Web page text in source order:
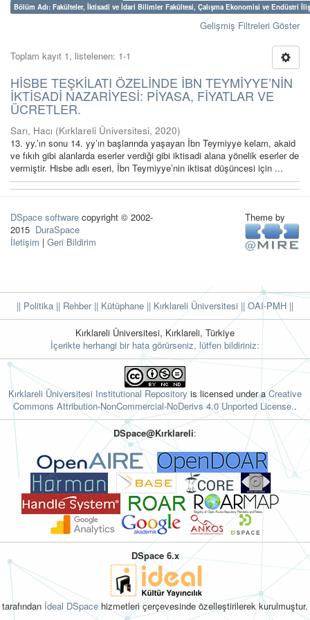
Bölüm Adı: Fakülteler, İktisadi ve İdari Bilimler Fakültesi, Çalışma Ekonomisi ve Endüstri
Gelişmiş Filtreleri Göster
Toplam kayıt 1, listelenen: 1-1
HİSBE TEŞKİLATI ÖZELİNDE İBN TEYMİYYE’NİN
İKTİSADİ NAZARİYESİ: PİYASA, FİYATLAR VE
ÜCRETLER.
Sarı, Hacı (Kırklareli Üniversitesi, 2020)
13. yy.’ın sonu 14. yy’ın başlarında yaşayan İbn Teymiyye kelam, akaid
ve fıkıh gibi alanlarda eserler verdiği gibi iktisadi alana yönelik eserler de
vermiştir. Hisbe adlı eseri, İbn Teymiyye’nin iktisat düşüncesi için ...
DSpace software copyright © 2002-
2015 DuraSpace
İletişim | Geri Bildirim
Theme by
|| Politika || Rehber|| Kütüphane || Kırklareli Üniversitesi ||OAI-PMH ||
Kırklareli Üniversitesi, Kırklareli, Türkiye
İçerikte herhangi bir hata görürseniz, lütfen bildiriniz:
Kırklareli Üniversitesi Institutional Repository is licensed under aCreative
Commons Attribution-NonCommercial-NoDerivs 4.0 Unported License..
DSpace@Kırklareli:
DSpace 6.x
tarafından İdeal DSpacehizmetleri çerçevesinde özelleştirilerek kurulmuştur.